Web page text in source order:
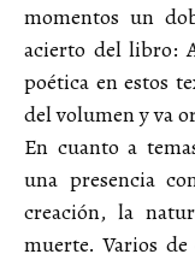
momentos un
acierto del libro:
poética en estos
del volumen y va
En cuanto a
una presencia
creación, la
muerte. Varios de